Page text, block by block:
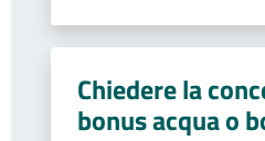
Chiedere la
bonus acqua o